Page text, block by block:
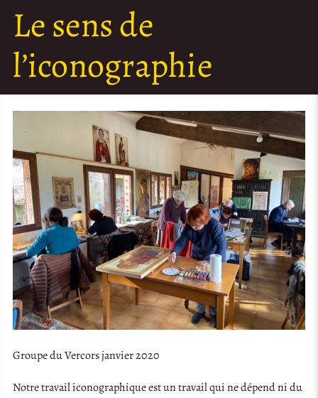
Le sens de
l’iconographie
Groupe du Vercors janvier 2020
Notre travail iconographique est un travail qui ne dépend ni du